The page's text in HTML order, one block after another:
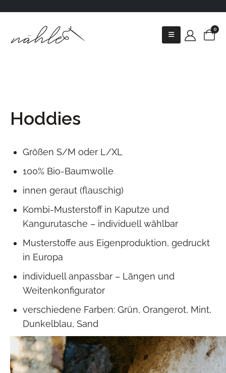
0
Hoddies
Größen S/M oder L/XL
100% Bio-Baumwolle
innen geraut (flauschig)
Kombi-Musterstoff in Kaputze und
Kangurutasche – individuell wählbar
Musterstoffe aus Eigenproduktion, gedruckt
in Europa
individuell anpassbar – Längen und
Weitenkonfigurator
verschiedene Farben: Grün, Orangerot, Mint,
Dunkelblau, Sand